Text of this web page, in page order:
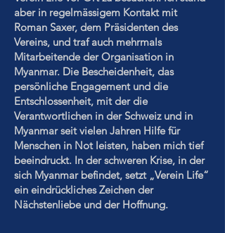
aber in regelmässigem Kontakt mit
Roman Saxer, dem Präsidenten des
Vereins, und traf auch mehrmals
Mitarbeitende der Organisation in
Myanmar. Die Bescheidenheit, das
persönliche Engagement und die
Entschlossenheit, mit der die
Verantwortlichen in der Schweiz und in
Myanmar seit vielen Jahren Hilfe für
Menschen in Not leisten, haben mich tief
beeindruckt. In der schweren Krise, in der
sich Myanmar befindet, setzt „Verein Life“
ein eindrückliches Zeichen der
Nächstenliebe und der Hoffnung.